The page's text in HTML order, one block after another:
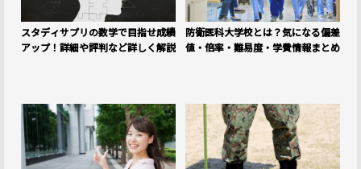
スタディサプリの数学で目指せ成績
アップ！詳細や評判など詳しく解説
防衛医科大学校とは？気になる偏差
値・倍率・難易度・学費情報まとめ